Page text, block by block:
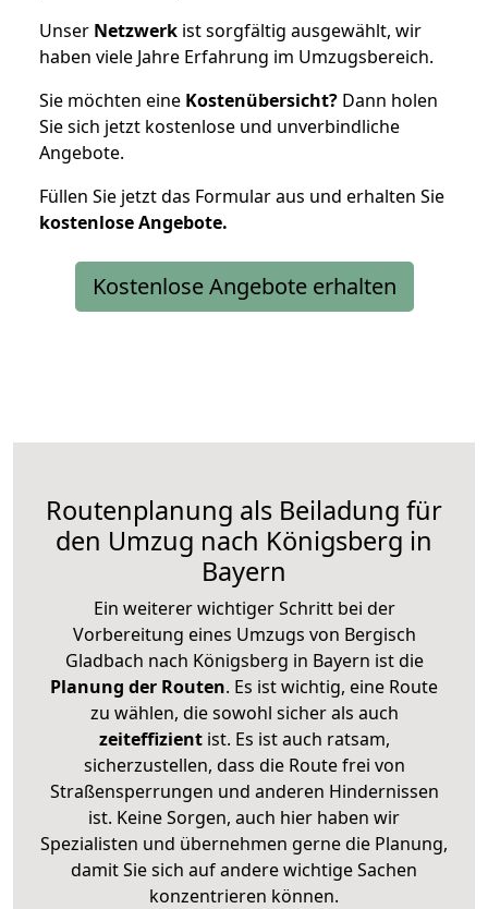
Unser Netzwerk ist sorgfältig ausgewählt, wir
haben viele Jahre Erfahrung im Umzugsbereich.
Sie möchten eine Kostenübersicht? Dann holen
Sie sich jetzt kostenlose und unverbindliche
Angebote.
Füllen Sie jetzt das Formular aus und erhalten Sie
kostenloseAngebote.
Kostenlose Angebote erhalten
Routenplanung als Beiladung für
den Umzug nach Königsberg in
Bayern
Ein weiterer wichtiger Schritt bei der
Vorbereitung eines Umzugs von Bergisch
Gladbach nach Königsberg in Bayern ist die
Planung der Routen. Es ist wichtig, eine Route
zu wählen, die sowohl sicher als auch
zeiteffizientist. Es ist auch ratsam,
sicherzustellen, dass die Route frei von
Straßensperrungen und anderen Hindernissen
ist. Keine Sorgen, auch hier haben wir
Spezialisten und übernehmen gerne die Planung,
damit Sie sich auf andere wichtige Sachen
konzentrieren können.